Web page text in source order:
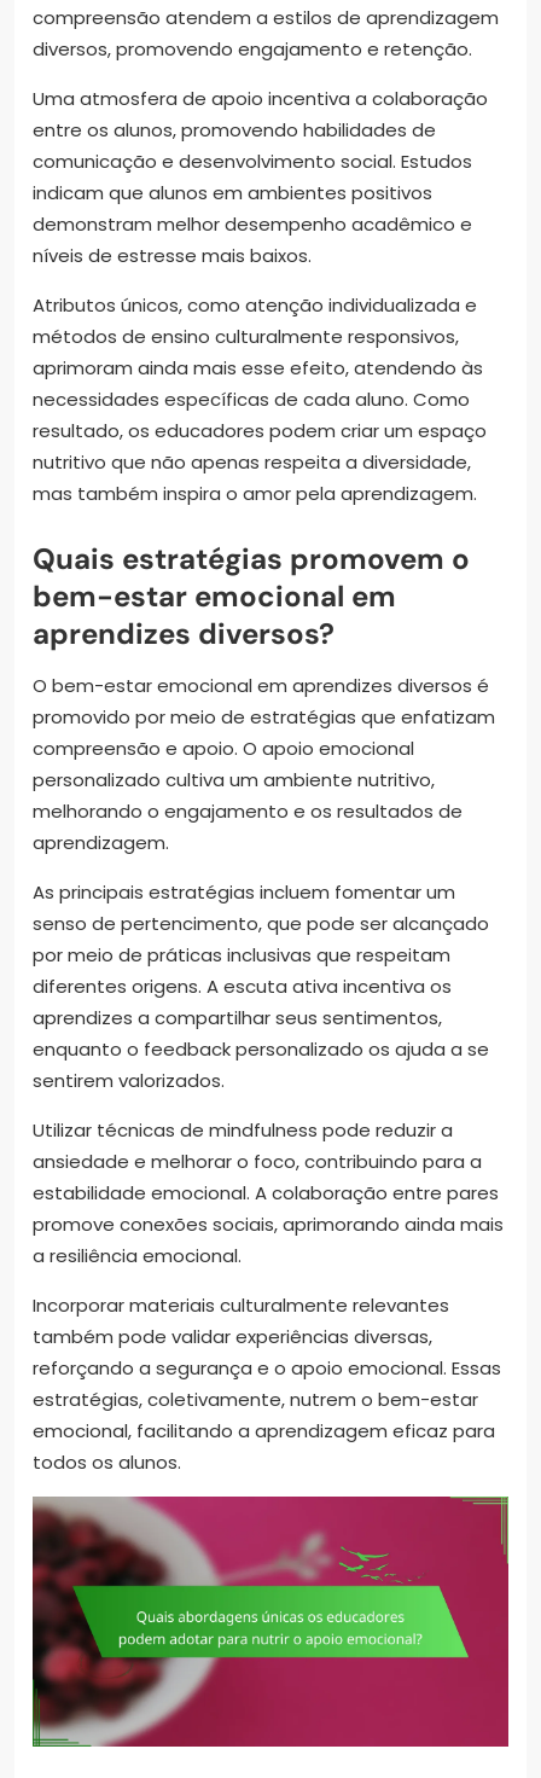
compreensão atendem a estilos de aprendizagem
diversos, promovendo engajamento e retenção.
Uma atmosfera de apoio incentiva a colaboração
entre os alunos, promovendo habilidades de
comunicação e desenvolvimento social. Estudos
indicam que alunos em ambientes positivos
demonstram melhor desempenho acadêmico e
níveis de estresse mais baixos.
Atributos únicos, como atenção individualizada e
métodos de ensino culturalmente responsivos,
aprimoram ainda mais esse efeito, atendendo às
necessidades específicas de cada aluno. Como
resultado, os educadores podem criar um espaço
nutritivo que não apenas respeita a diversidade,
mas também inspira o amor pela aprendizagem.
Quais estratégias promovem o
bem-estar emocional em
aprendizes diversos?
O bem-estar emocional em aprendizes diversos é
promovido por meio de estratégias que enfatizam
compreensão e apoio. O apoio emocional
personalizado cultiva um ambiente nutritivo,
melhorando o engajamento e os resultados de
aprendizagem.
As principais estratégias incluem fomentar um
senso de pertencimento, que pode ser alcançado
por meio de práticas inclusivas que respeitam
diferentes origens. A escuta ativa incentiva os
aprendizes a compartilhar seus sentimentos,
enquanto o feedback personalizado os ajuda a se
sentirem valorizados.
Utilizar técnicas de mindfulness pode reduzir a
ansiedade e melhorar o foco, contribuindo para a
estabilidade emocional. A colaboração entre pares
promove conexões sociais, aprimorando ainda mais
a resiliência emocional.
Incorporar materiais culturalmente relevantes
também pode validar experiências diversas,
reforçando a segurança e o apoio emocional. Essas
estratégias, coletivamente, nutrem o bem-estar
emocional, facilitando a aprendizagem eficaz para
todos os alunos.